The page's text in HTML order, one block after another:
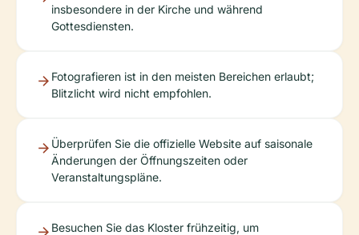
insbesondere in der Kirche und während
Gottesdiensten.
Fotografieren ist in den meisten Bereichen erlaubt;
Blitzlicht wird nicht empfohlen.
Überprüfen Sie die offizielle Website auf saisonale
Änderungen der Öffnungszeiten oder
Veranstaltungspläne.
Besuchen Sie das Kloster frühzeitig, um